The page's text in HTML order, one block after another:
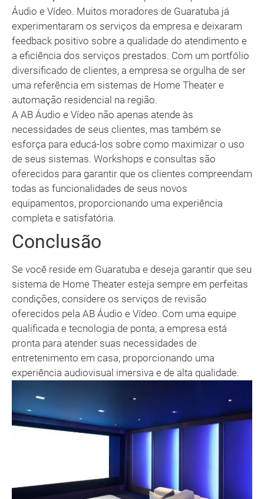
Áudio e Vídeo. Muitos moradores de Guaratuba já
experimentaram os serviços da empresa e deixaram
feedback positivo sobre a qualidade do atendimento e
a eficiência dos serviços prestados. Com um portfólio
diversificado de clientes, a empresa se orgulha de ser
uma referência em sistemas de Home Theater e
automação residencial na região.
A AB Áudio e Vídeo não apenas atende às
necessidades de seus clientes, mas também se
esforça para educá-los sobre como maximizar o uso
de seus sistemas. Workshops e consultas são
oferecidos para garantir que os clientes compreendam
todas as funcionalidades de seus novos
equipamentos, proporcionando uma experiência
completa e satisfatória.
Conclusão
Se você reside em Guaratuba e deseja garantir que seu
sistema de Home Theater esteja sempre em perfeitas
condições, considere os serviços de revisão
oferecidos pela AB Áudio e Vídeo. Com uma equipe
qualificada e tecnologia de ponta, a empresa está
pronta para atender suas necessidades de
entretenimento em casa, proporcionando uma
experiência audiovisual imersiva e de alta qualidade.